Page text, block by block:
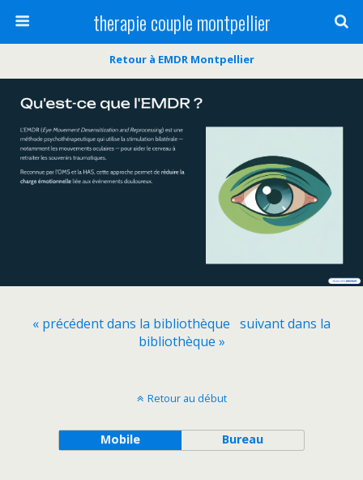
therapie couple montpellier
Retour à EMDR Montpellier
« précédent dans la bibliothèque suivant dans la
bibliothèque »
Retour au début
Mobile Bureau